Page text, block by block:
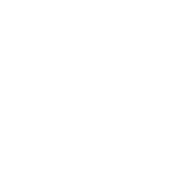
individuellement
chambres et suites
chacune décorée de manière
et des équipements